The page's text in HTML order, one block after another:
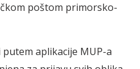
poštom primorsko-
aplikacije MUP-a